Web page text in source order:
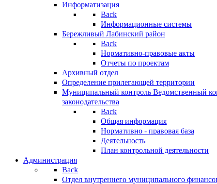
Информатизация
Back
Информационные системы
Бережливый Лабинский район
Back
Нормативно-правовые акты
Отчеты по проектам
Архивный отдел
Определение прилегающей территории
Муниципальный контроль Ведомственный
законодательства
Back
Общая информация
Нормативно - правовая база
Деятельность
План контрольной деятельности
Администрация
Back
Отдел внутреннего муниципального